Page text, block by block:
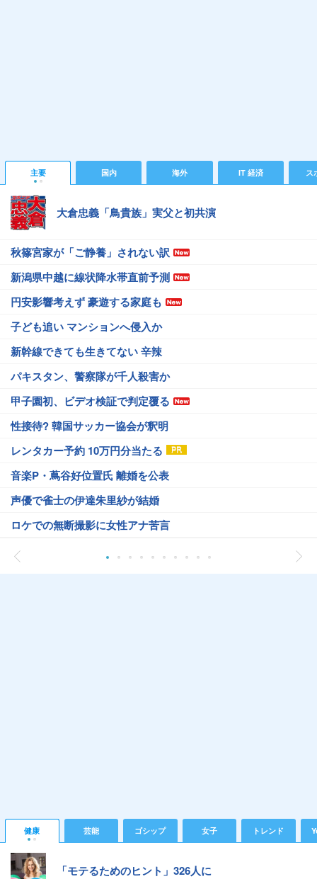
主要 国内 海外 IT 経済 ス
大倉忠義「鳥貴族」実父と初共演
秋篠宮家が「ご静養」されない訳
新潟県中越に線状降水帯直前予測
円安影響考えず 豪遊する家庭も
子ども追い マンションへ侵入か
新幹線できても生きてない 辛辣
パキスタン、警察隊が千人殺害か
甲子園初、ビデオ検証で判定覆る
性接待? 韓国サッカー協会が釈明
レンタカー予約 10万円分当たる
音楽P・蔦谷好位置氏 離婚を公表
声優で雀士の伊達朱里紗が結婚
ロケでの無断撮影に女性アナ苦言
健康 芸能 ゴシップ 女子 トレンド
「モテるためのヒント」326人に